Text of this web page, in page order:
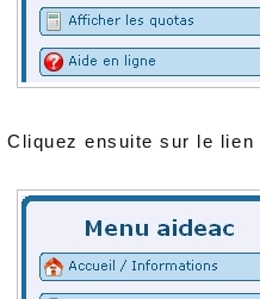
Cliquez ensuite sur le lien